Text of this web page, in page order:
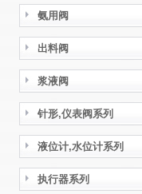
氨用阀
出料阀
浆液阀
针形,仪表阀系列
液位计,水位计系列
执行器系列